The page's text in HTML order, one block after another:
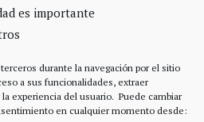
es importante
durante la navegación por el sitio
a sus funcionalidades, extraer
experiencia del usuario. Puede cambiar
en cualquier momento desde:
DE CERRAJERÍA
Madrid 75€
de alta seguridad
Accesos